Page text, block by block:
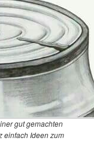
gut gemachten
einfach Ideen zum